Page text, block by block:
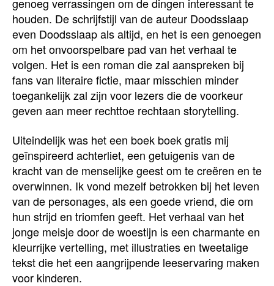
houden. De schrijfstijl van de auteur Doodsslaap
even Doodsslaap als altijd, en het is een genoegen
om het onvoorspelbare pad van het verhaal te
volgen. Het is een roman die zal aanspreken bij
fans van literaire fictie, maar misschien minder
toegankelijk zal zijn voor lezers die de voorkeur
geven aan meer rechttoe rechtaan storytelling.
Uiteindelijk was het een boek boek gratis mij
geïnspireerd achterliet, een getuigenis van de
kracht van de menselijke geest om te creëren en te
overwinnen. Ik vond mezelf betrokken bij het leven
van de personages, als een goede vriend, die om
hun strijd en triomfen geeft. Het verhaal van het
jonge meisje door de woestijn is een charmante en
kleurrijke vertelling, met illustraties en tweetalige
tekst die het een aangrijpende leeservaring maken
voor kinderen.